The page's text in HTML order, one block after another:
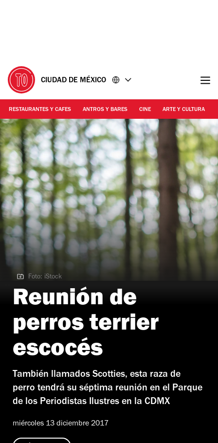
CIUDAD DE MÉXICO
RESTAURANTES Y CAFES ANTROS Y BARES CINE ARTE Y CULTURA
Foto: iStock
Foto: iStock
Reunión de
perros terrier
escocés
También llamados Scotties, esta raza de
perro tendrá su séptima reunión en el Parque
de los Periodistas Ilustres en la CDMX
miércoles 13 diciembre 2017